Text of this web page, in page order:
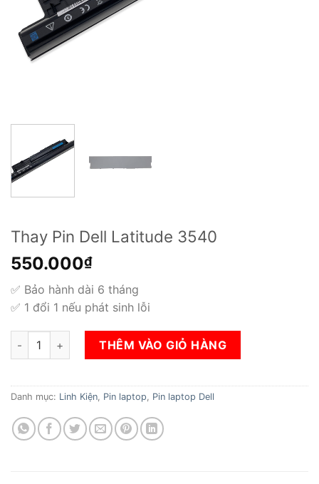
Thay Pin Dell Latitude 3540
550.000₫
✅ Bảo hành dài 6 tháng
✅ 1 đổi 1 nếu phát sinh lỗi
Thay Pin Dell Latitude 3540 số lượng
THÊM VÀO GIỎ HÀNG
Danh mục: Linh Kiện, Pin laptop, Pin laptop Dell